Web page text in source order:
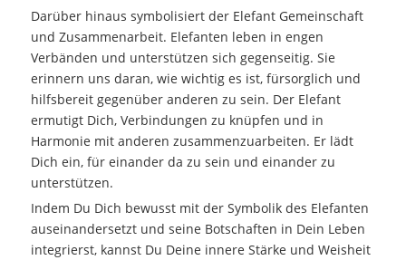
Darüber hinaus symbolisiert der Elefant Gemeinschaft
und Zusammenarbeit. Elefanten leben in engen
Verbänden und unterstützen sich gegenseitig. Sie
erinnern uns daran, wie wichtig es ist, fürsorglich und
hilfsbereit gegenüber anderen zu sein. Der Elefant
ermutigt Dich, Verbindungen zu knüpfen und in
Harmonie mit anderen zusammenzuarbeiten. Er lädt
Dich ein, für einander da zu sein und einander zu
unterstützen.
Indem Du Dich bewusst mit der Symbolik des Elefanten
auseinandersetzt und seine Botschaften in Dein Leben
integrierst, kannst Du Deine innere Stärke und Weisheit